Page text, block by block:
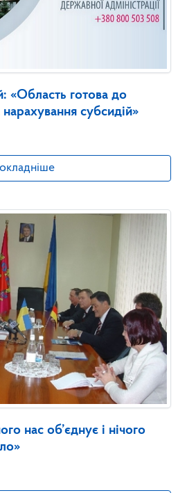
«Область готова до
субсидій»
нас об’єднує і нічого